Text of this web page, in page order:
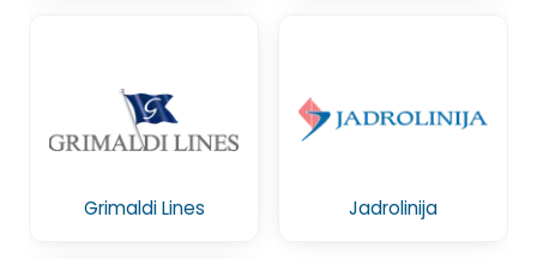
Grimaldi Lines Jadrolinija